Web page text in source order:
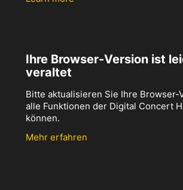
Ihre Browser-Version ist
veraltet
Bitte aktualisieren Sie Ihre Browser-
alle Funktionen der Digital Concert
können.
Mehr erfahren